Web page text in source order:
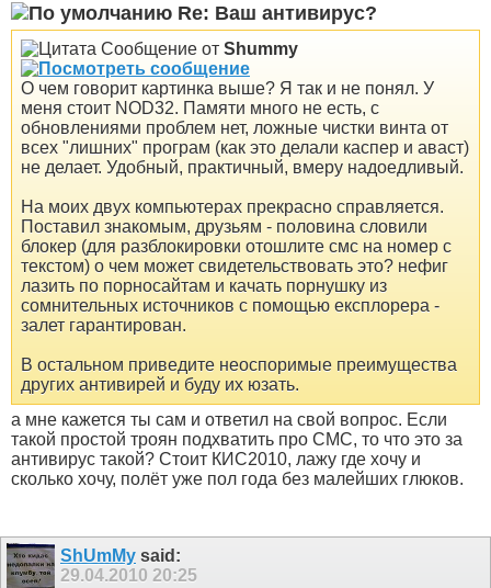
Re: Ваш антивирус?
Сообщение от Shummy
О чем говорит картинка выше? Я так и не понял. У
меня стоит NOD32. Памяти много не есть, с
обновлениями проблем нет, ложные чистки винта от
всех "лишних" програм (как это делали каспер и аваст)
не делает. Удобный, практичный, вмеру надоедливый.
На моих двух компьютерах прекрасно справляется.
Поставил знакомым, друзьям - половина словили
блокер (для разблокировки отошлите смс на номер с
текстом) о чем может свидетельствовать это? нефиг
лазить по порносайтам и качать порнушку из
сомнительных источников с помощью експлорера -
залет гарантирован.
В остальном приведите неоспоримые преимущества
других антивирей и буду их юзать.
а мне кажется ты сам и ответил на свой вопрос. Если
такой простой троян подхватить про СМС, то что это за
антивирус такой? Стоит КИС2010, лажу где хочу и
сколько хочу, полёт уже пол года без малейших глюков.
ShUmMy said:
29.04.2010 20:25